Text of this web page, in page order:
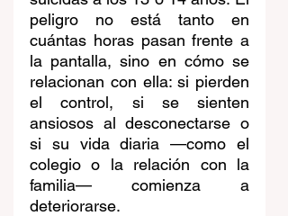
peligro no está tanto en
cuántas horas pasan frente a
la pantalla, sino en cómo se
relacionan con ella: si pierden
el control, si se sienten
ansiosos al desconectarse o
si su vida diaria —como el
colegio o la relación con la
familia— comienza a
deteriorarse.